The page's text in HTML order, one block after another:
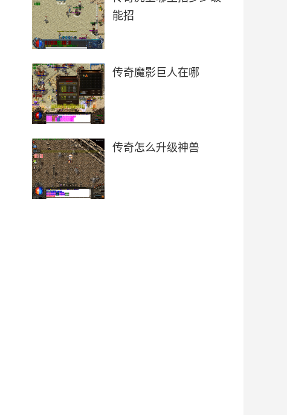
能招
传奇魔影巨人在哪
传奇怎么升级神兽